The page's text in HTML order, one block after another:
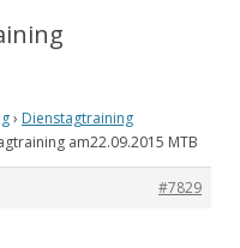
› Dienstagtraining
am22.09.2015 MTB
#7829